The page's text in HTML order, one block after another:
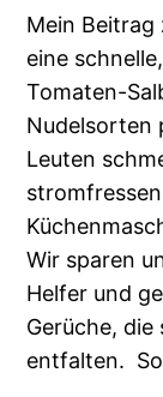
Mein Beitrag
eine
Tomaten-
Nudelsorten
Leuten
Wir sparen
Helfer und
Gerüche, die
entfalten.